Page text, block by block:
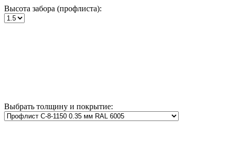
Высота забора (профлиста):
Выбрать толщину и покрытие: